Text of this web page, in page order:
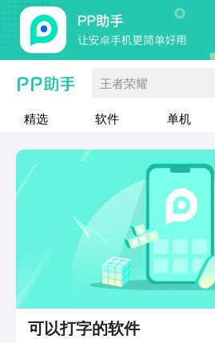
王者荣耀
精选 软件 单机
可以打字的软件